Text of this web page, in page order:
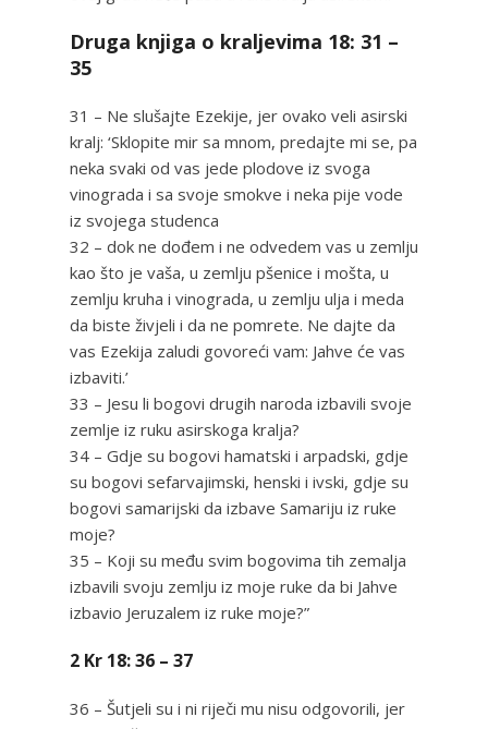
Druga knjiga o kraljevima 18: 31 –
35
31 – Ne slušajte Ezekije, jer ovako veli asirski
kralj: ‘Sklopite mir sa mnom, predajte mi se, pa
neka svaki od vas jede plodove iz svoga
vinograda i sa svoje smokve i neka pije vode
iz svojega studenca
32 – dok ne dođem i ne odvedem vas u zemlju
kao što je vaša, u zemlju pšenice i mošta, u
zemlju kruha i vinograda, u zemlju ulja i meda
da biste živjeli i da ne pomrete. Ne dajte da
vas Ezekija zaludi govoreći vam: Jahve će vas
izbaviti.’
33 – Jesu li bogovi drugih naroda izbavili svoje
zemlje iz ruku asirskoga kralja?
34 – Gdje su bogovi hamatski i arpadski, gdje
su bogovi sefarvajimski, henski i ivski, gdje su
bogovi samarijski da izbave Samariju iz ruke
moje?
35 – Koji su među svim bogovima tih zemalja
izbavili svoju zemlju iz moje ruke da bi Jahve
izbavio Jeruzalem iz ruke moje?”
2 Kr 18: 36 – 37
36 – Šutjeli su i ni riječi mu nisu odgovorili, jer